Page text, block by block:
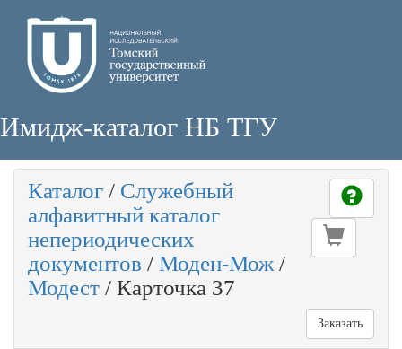
Имидж-каталог НБ ТГУ
Каталог / Служебный
алфавитный каталог
непериодических
документов / Моден-Мож /
Модест / Карточка 37
Заказать